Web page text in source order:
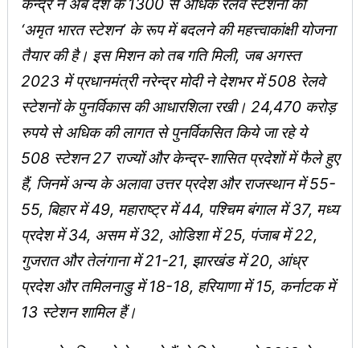
‘अमृत भारत स्टेशन’ के रूप में बदलने की महत्त्वाकांक्षी योजना
तैयार की है। इस मिशन को तब गति मिली, जब अगस्त
2023 में प्रधानमंत्री नरेन्‍द्र मोदी ने देशभर में 508 रेलवे
स्टेशनों के पुनर्विकास की आधारशिला रखी। 24,470 करोड़
रुपये से अधिक की लागत से पुनर्विकसित किये जा रहे ये
508 स्टेशन 27 राज्यों और केन्‍द्र-शासित प्रदेशों में फैले हुए
हैं, जिनमें अन्‍य के अलावा उत्तर प्रदेश और राजस्थान में 55-
55, बिहार में 49, महाराष्ट्र में 44, पश्चिम बंगाल में 37, मध्य
प्रदेश में 34, असम में 32, ओडिशा में 25, पंजाब में 22,
गुजरात और तेलंगाना में 21-21, झारखंड में 20, आंध्र
प्रदेश और तमिलनाडु में 18-18, हरियाणा में 15, कर्नाटक में
13 स्टेशन शामिल हैं।